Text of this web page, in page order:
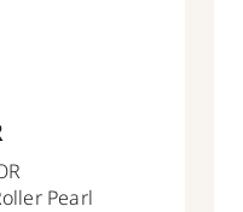
Pearl